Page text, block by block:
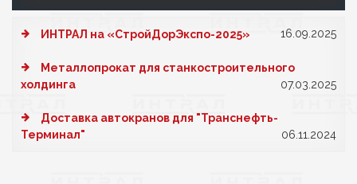
ИНТРАЛ на «СтройДорЭкспо-2025» 16.09.2025
Металлопрокат для станкостроительного
холдинга
07.03.2025
Доставка автокранов для "Транснефть-
Терминал"
06.11.2024